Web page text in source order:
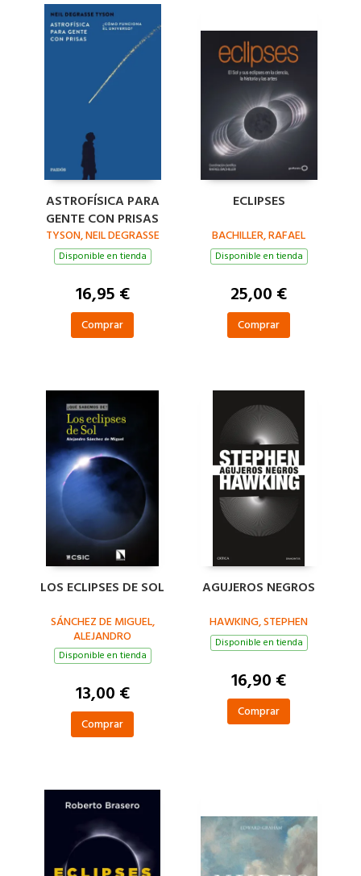
ASTROFÍSICA PARA
GENTE CON PRISAS
TYSON, NEIL DEGRASSE
Disponible en tienda
16,95 €
Comprar
ECLIPSES
BACHILLER, RAFAEL
Disponible en tienda
25,00 €
Comprar
LOS ECLIPSES DE SOL
SÁNCHEZ DE MIGUEL,
ALEJANDRO
Disponible en tienda
13,00 €
Comprar
AGUJEROS NEGROS
HAWKING, STEPHEN
Disponible en tienda
16,90 €
Comprar